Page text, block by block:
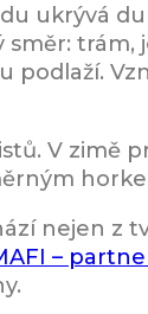
ukrývá
trám,
podlaží.
V zimě
nejen z
–